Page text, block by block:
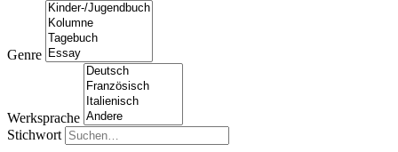
Genre
Werksprache
Stichwort